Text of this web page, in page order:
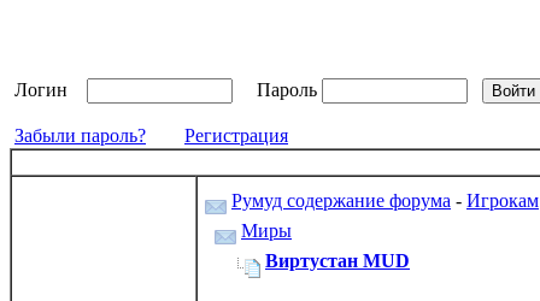
Логин Пароль
Забыли пароль? Регистрация
Румуд содержание форума - Игрокам
Миры
Виртустан MUD